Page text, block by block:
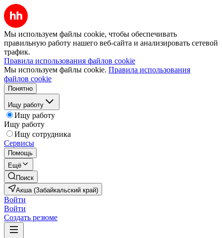
Мы используем файлы cookie, чтобы обеспечивать
правильную работу нашего веб-сайта и анализировать сетевой
трафик.
Правила использования файлов cookie
Мы используем файлы cookie. Правила использования
файлов cookie
Понятно
Ищу работу
Ищу работу
Ищу работу
Ищу сотрудника
Сервисы
Помощь
Ещё
Поиск
Акша (Забайкальский край)
Войти
Войти
Создать резюме